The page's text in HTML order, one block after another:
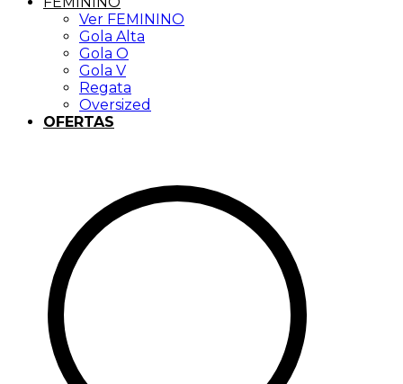
Ver FEMININO
Gola Alta
Gola O
Gola V
Regata
Oversized
OFERTAS